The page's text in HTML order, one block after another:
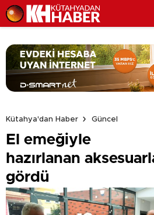
Kütahya'dan Haber
Güncel
El emeğiyle
hazırlanan
gördü